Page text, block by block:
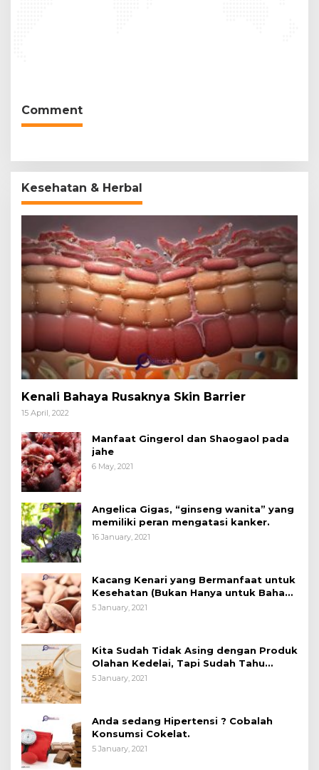
Comment
Kesehatan & Herbal
Kenali Bahaya Rusaknya Skin Barrier
15 April, 2022
Manfaat Gingerol dan Shaogaol pada
jahe
6 May, 2021
Angelica Gigas, “ginseng wanita” yang
memiliki peran mengatasi kanker.
16 January, 2021
Kacang Kenari yang Bermanfaat untuk
Kesehatan (Bukan Hanya untuk Bahan
Kue)
5 January, 2021
Kita Sudah Tidak Asing dengan Produk
Olahan Kedelai, Tapi Sudah Tahu
Manfaatnya untuk Kesehatan?
5 January, 2021
Anda sedang Hipertensi ? Cobalah
Konsumsi Cokelat.
5 January, 2021